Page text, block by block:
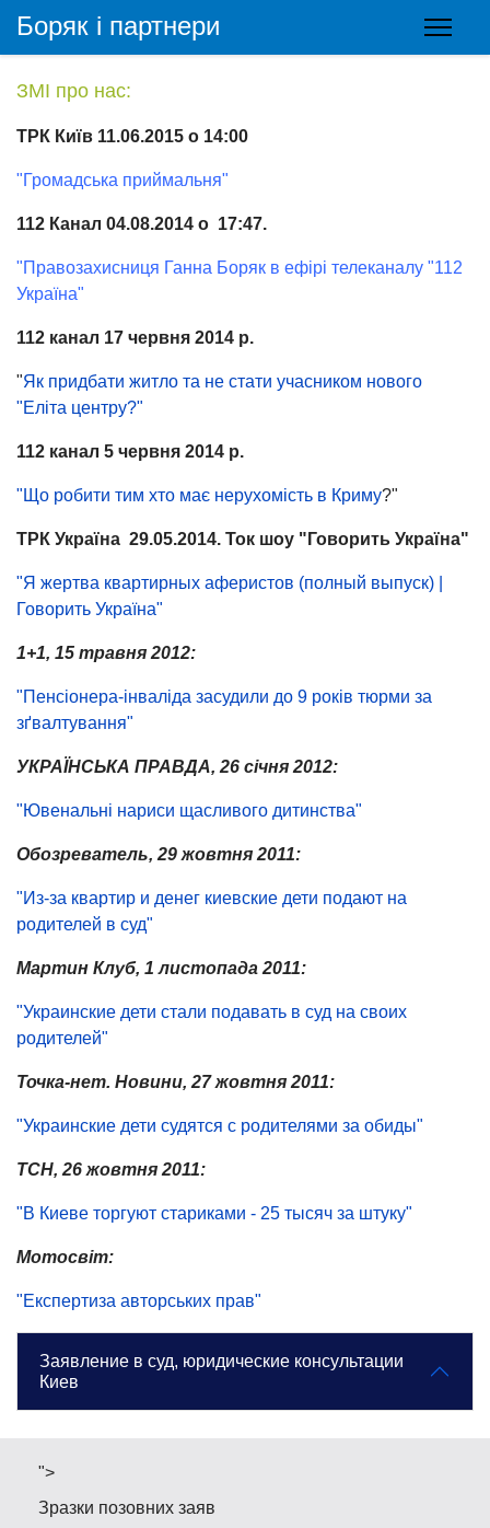
Боряк і партнери
">
Зразки позовних заяв
ЗМІ про нас:
ТРК Київ 11.06.2015 о 14:00
"Громадська приймальня"
112 Канал 04.08.2014 о 17:47.
"Правозахисниця Ганна Боряк в ефірі телеканалу "112
Україна"
112 канал 17 червня 2014 р.
"Як придбати житло та не стати учасником нового
"Еліта центру?"
112 канал 5 червня 2014 р.
"Що робити тим хто має нерухомість в Криму?"
ТРК Україна 29.05.2014. Ток шоу "Говорить Україна"
"Я жертва квартирных аферистов (полный выпуск) |
Говорить Україна"
1+1, 15 травня 2012:
"Пенсіонера-інваліда засудили до 9 років тюрми за
зґвалтування"
УКРАЇНСЬКА ПРАВДА, 26 січня 2012:
"Ювенальні нариси щасливого дитинства"
Обозреватель, 29 жовтня 2011:
"Из-за квартир и денег киевские дети подают на
родителей в суд"
Мартин Клуб, 1 листопада 2011:
"Украинские дети стали подавать в суд на своих
родителей"
Точка-нет. Новини, 27 жовтня 2011:
"Украинские дети судятся с родителями за обиды"
ТСН, 26 жовтня 2011:
"В Киеве торгуют стариками - 25 тысяч за штуку"
Мотосвіт:
"Експертиза авторських прав"
Заявление в суд, юридические консультации
Киев